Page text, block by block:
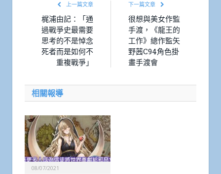
上一篇文章
梶浦由記：「通
過戰爭史最需要
思考的不是悼念
死者而是如何不
重複戰爭」
下一篇文章
很想與美女作監
手渡，《龍王的
工作》總作監矢
野茜C94角色掛
畫手渡會
相關報導
08/07/2021